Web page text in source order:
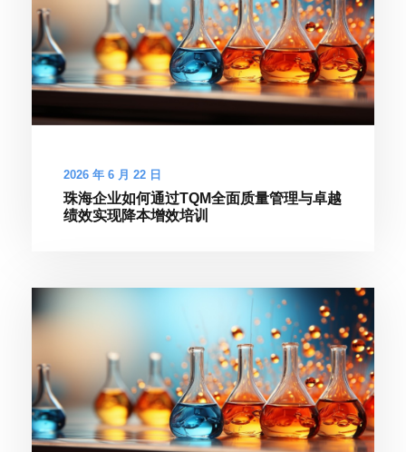
2026 年 6 月 22 日
珠海企业如何通过TQM全面质量管理与卓越
绩效实现降本增效培训